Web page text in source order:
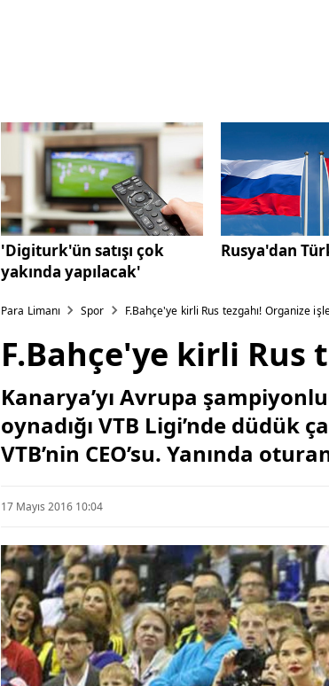
'Digiturk'ün satışı çok
yakında yapılacak'
Rusya'dan
Para Limanı Spor F.Bahçe'ye kirli Rus tezgahı! Organize
F.Bahçe'ye kirli Rus
Kanarya’yı Avrupa
oynadığı VTB Ligi’nde düdük
VTB’nin CEO’su. Yanında
17 Mayıs 2016 10:04